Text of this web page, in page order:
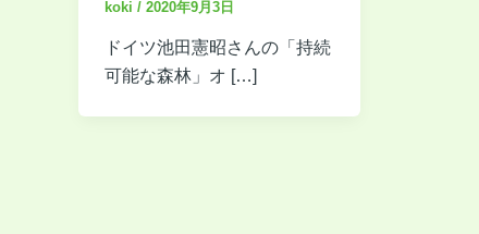
koki / 2020年9月3日
ドイツ池田憲昭さんの「持続
可能な森林」オ […]